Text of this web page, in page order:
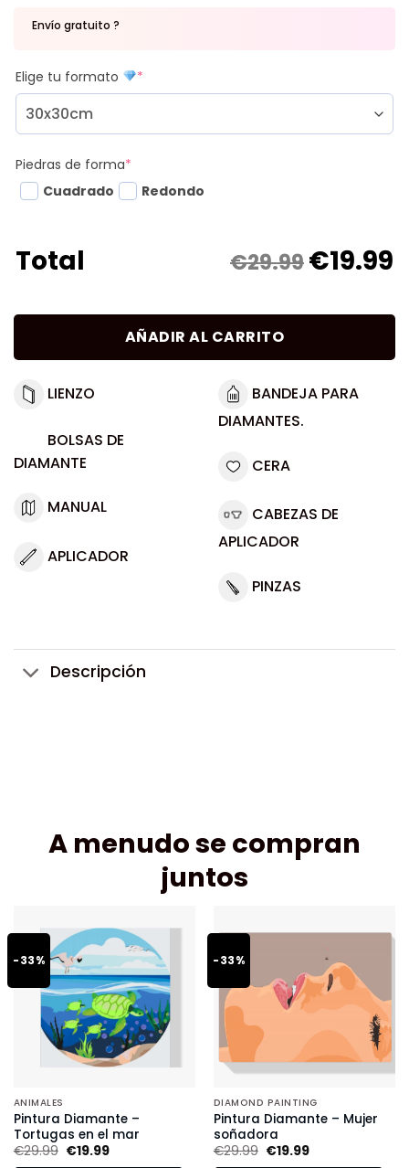
Envío gratuito ?
Elige tu formato *
Piedras de forma*
Cuadrado
Redondo
Total €29.99€19.99
AÑADIR AL CARRITO
LIENZO
BOLSAS DE
DIAMANTE
MANUAL
APLICADOR
BANDEJA PARA
DIAMANTES.
CERA
CABEZAS DE
APLICADOR
PINZAS
Descripción
A menudo se compran
juntos
-33%
ANIMALES
Pintura Diamante –
Tortugas en el mar
€29.99 €19.99
-33%
DIAMOND PAINTING
Pintura Diamante – Mujer
soñadora
€29.99 €19.99